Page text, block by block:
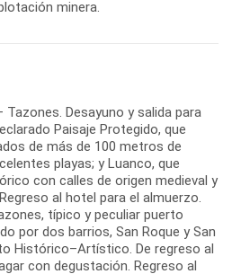
Desayuno y salida para
Paisaje Protegido, que
de más de 100 metros de
playas; y Luanco, que
con calles de origen medieval y
al hotel para el almuerzo.
típico y peculiar puerto
por dos barrios, San Roque y San
Histórico–Artístico. De regreso al
con degustación. Regreso al